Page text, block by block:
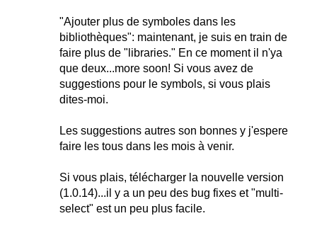
"Ajouter plus de symboles dans les
bibliothèques": maintenant, je suis en train de
faire plus de "libraries." En ce moment il n'ya
que deux...more soon! Si vous avez de
suggestions pour le symbols, si vous plais
dites-moi.
Les suggestions autres son bonnes y j'espere
faire les tous dans les mois à venir.
Si vous plais, télécharger la nouvelle version
(1.0.14)...il y a un peu des bug fixes et "multi-
select" est un peu plus facile.